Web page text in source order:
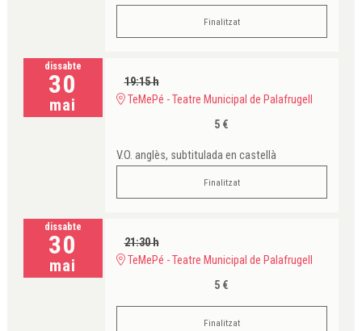
Finalitzat
dissabte
30
mai
19:15 h
TeMePé - Teatre Municipal de Palafrugell
5 €
V.O. anglès, subtitulada en castellà
Finalitzat
dissabte
30
mai
21:30 h
TeMePé - Teatre Municipal de Palafrugell
5 €
Finalitzat